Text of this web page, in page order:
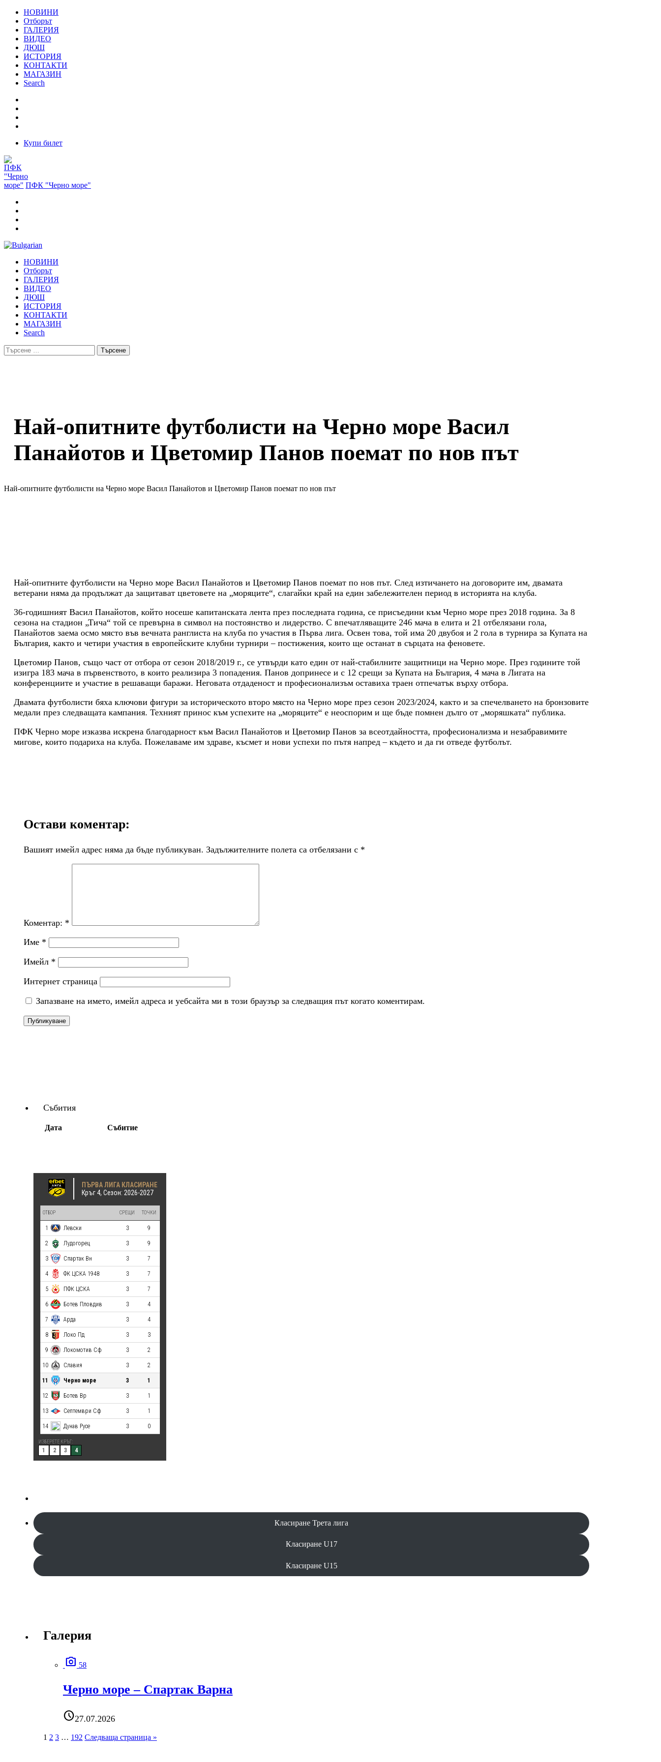
НОВИНИ
Отборът
ГАЛЕРИЯ
ВИДЕО
ДЮШ
ИСТОРИЯ
КОНТАКТИ
МАГАЗИН
Search
Купи билет
ПФК "Черно море"
НОВИНИ
Отборът
ГАЛЕРИЯ
ВИДЕО
ДЮШ
ИСТОРИЯ
КОНТАКТИ
МАГАЗИН
Search
Търсене
за:
Най-опитните футболисти на Черно море Васил
Панайотов и Цветомир Панов поемат по нов път
Най-опитните футболисти на Черно море Васил Панайотов и Цветомир Панов поемат по нов път
Най-опитните футболисти на Черно море Васил Панайотов и Цветомир Панов поемат по нов път. След изтичането на договорите им, двамата
ветерани няма да продължат да защитават цветовете на „моряците“, слагайки край на един забележителен период в историята на клуба.
36-годишният Васил Панайотов, който носеше капитанската лента през последната година, се присъедини към Черно море през 2018 година. За 8
сезона на стадион „Тича“ той се превърна в символ на постоянство и лидерство. С впечатляващите 246 мача в елита и 21 отбелязани гола,
Панайотов заема осмо място във вечната ранглиста на клуба по участия в Първа лига. Освен това, той има 20 двубоя и 2 гола в турнира за Купата на
България, както и четири участия в европейските клубни турнири – постижения, които ще останат в сърцата на феновете.
Цветомир Панов, също част от отбора от сезон 2018/2019 г., се утвърди като един от най-стабилните защитници на Черно море. През годините той
изигра 183 мача в първенството, в които реализира 3 попадения. Панов допринесе и с 12 срещи за Купата на България, 4 мача в Лигата на
конференциите и участие в решаващи баражи. Неговата отдаденост и професионализъм оставиха траен отпечатък върху отбора.
Двамата футболисти бяха ключови фигури за историческото второ място на Черно море през сезон 2023/2024, както и за спечелването на бронзовите
медали през следващата кампания. Техният принос към успехите на „моряците“ е неоспорим и ще бъде помнен дълго от „моряшката“ публика.
ПФК Черно море изказва искрена благодарност към Васил Панайотов и Цветомир Панов за всеотдайността, професионализма и незабравимите
мигове, които подариха на клуба. Пожелаваме им здраве, късмет и нови успехи по пътя напред – където и да ги отведе футболът.
Остави коментар:
Вашият имейл адрес няма да бъде публикуван. Задължителните полета са отбелязани с *
Коментар: *
Име *
Имейл *
Интернет страница
Запазване на името, имейл адреса и уебсайта ми в този браузър за следващия път когато коментирам.
Събития
Дата Събитие
Класиране Трета лига
Класиране U17
Класиране U15
Галерия
photo_camera 58
Черно море – Спартак Варна
schedule27.07.2026
1 2 3 … 192 Следваща страница »